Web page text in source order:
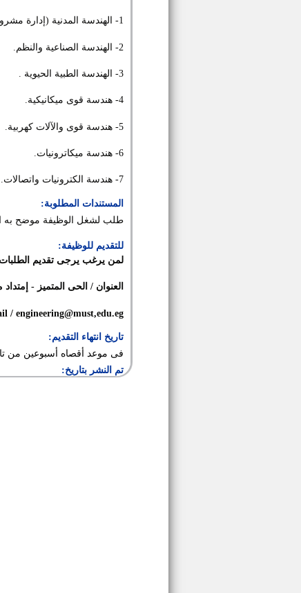
1- الهندسة المدنية (إدارة مشروعات - إنشاءات - رى وهيدروليك).
2- الهندسة الصناعية والنظم.
3- الهندسة الطبية الحيوية .
4- هندسة قوى ميكانيكية.
5- هندسة قوى والآلات كهربية.
6- هندسة ميكاترونيات.
7- هندسة الكترونيات واتصالات.
المستندات المطلوبة:
طلب لشغل الوظيفة موضح به
للتقديم للوظيفة:
لمن يرغب يرجى تقديم الطلبات
العنوان / الحى المتميز - إمتداد محور 26 يوليو - مدينة
/ engineering@must,edu.eg
تاريخ انتهاء التقديم:
فى موعد أقصاه أسبوعين من
تم النشر بتاريخ: